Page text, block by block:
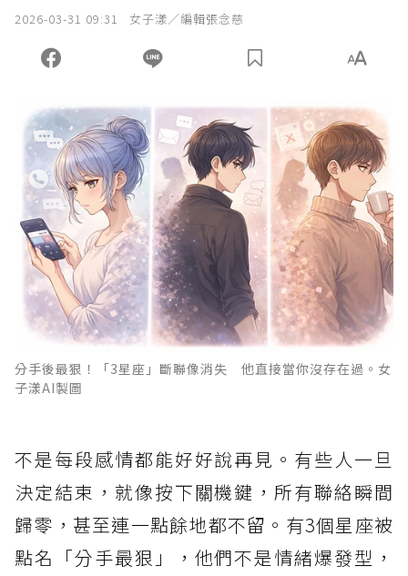
2026-03-31 09:31 女子漾／編輯張念慈
分手後最狠！「3星座」斷聯像消失 他直接當你沒存在過。女
子漾AI製圖
不是每段感情都能好好說再見。有些人一旦
決定結束，就像按下關機鍵，所有聯絡瞬間
歸零，甚至連一點餘地都不留。有3個星座被
點名「分手最狠」，他們不是情緒爆發型，